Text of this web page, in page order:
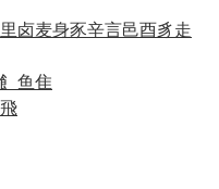
里卤麦身豕辛言邑酉豸走
飠 鱼隹
飛